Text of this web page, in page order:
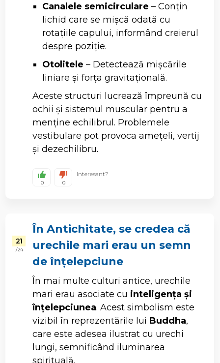
Canalele semicirculare – Conțin
lichid care se mișcă odată cu
rotațiile capului, informând creierul
despre poziție.
Otolitele – Detectează mișcările
liniare și forța gravitațională.
Aceste structuri lucrează împreună cu
ochii și sistemul muscular pentru a
menține echilibrul. Problemele
vestibulare pot provoca amețeli, vertij
și dezechilibru.
0 0
Interesant?
21
/ 24
În Antichitate, se credea că
urechile mari erau un semn
de înțelepciune
În mai multe culturi antice, urechile
mari erau asociate cu inteligența și
înțelepciunea. Acest simbolism este
vizibil în reprezentările lui Buddha,
care este adesea ilustrat cu urechi
lungi, semnificând iluminarea
spirituală.